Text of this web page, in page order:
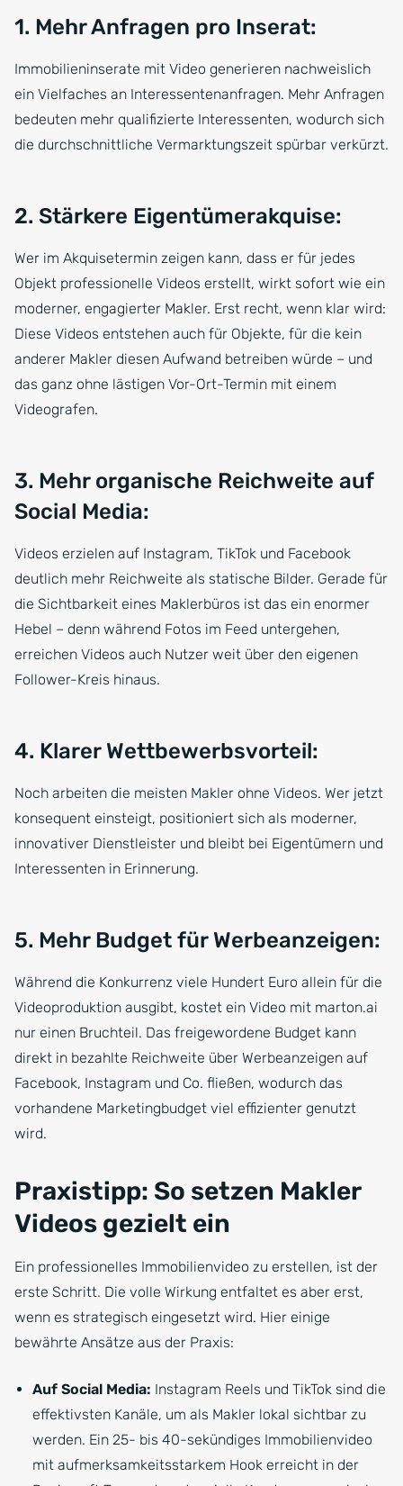
1. Mehr Anfragen pro Inserat:
Immobilieninserate mit Video generieren nachweislich
ein Vielfaches an Interessentenanfragen. Mehr Anfragen
bedeuten mehr qualifizierte Interessenten, wodurch sich
die durchschnittliche Vermarktungszeit spürbar verkürzt.
2. Stärkere Eigentümerakquise:
Wer im Akquisetermin zeigen kann, dass er für jedes
Objekt professionelle Videos erstellt, wirkt sofort wie ein
moderner, engagierter Makler. Erst recht, wenn klar wird:
Diese Videos entstehen auch für Objekte, für die kein
anderer Makler diesen Aufwand betreiben würde – und
das ganz ohne lästigen Vor-Ort-Termin mit einem
Videografen.
3. Mehr organische Reichweite auf
Social Media:
Videos erzielen auf Instagram, TikTok und Facebook
deutlich mehr Reichweite als statische Bilder. Gerade für
die Sichtbarkeit eines Maklerbüros ist das ein enormer
Hebel – denn während Fotos im Feed untergehen,
erreichen Videos auch Nutzer weit über den eigenen
Follower-Kreis hinaus.
4. Klarer Wettbewerbsvorteil:
Noch arbeiten die meisten Makler ohne Videos. Wer jetzt
konsequent einsteigt, positioniert sich als moderner,
innovativer Dienstleister und bleibt bei Eigentümern und
Interessenten in Erinnerung.
5. Mehr Budget für Werbeanzeigen:
Während die Konkurrenz viele Hundert Euro allein für die
Videoproduktion ausgibt, kostet ein Video mit marton.ai
nur einen Bruchteil. Das freigewordene Budget kann
direkt in bezahlte Reichweite über Werbeanzeigen auf
Facebook, Instagram und Co. fließen, wodurch das
vorhandene Marketingbudget viel effizienter genutzt
wird.
Praxistipp: So setzen Makler
Videos gezielt ein
Ein professionelles Immobilienvideo zu erstellen, ist der
erste Schritt. Die volle Wirkung entfaltet es aber erst,
wenn es strategisch eingesetzt wird. Hier einige
bewährte Ansätze aus der Praxis:
Auf Social Media: Instagram Reels und TikTok sind die
effektivsten Kanäle, um als Makler lokal sichtbar zu
werden. Ein 25- bis 40-sekündiges Immobilienvideo
mit aufmerksamkeitsstarkem Hook erreicht in der